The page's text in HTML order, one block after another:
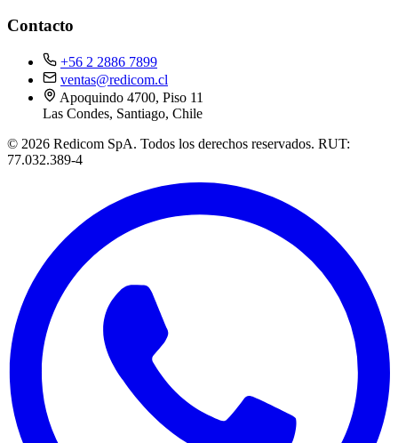
Contacto
+56 2 2886 7899
ventas@redicom.cl
Apoquindo 4700, Piso 11
Las Condes, Santiago, Chile
© 2026 Redicom SpA. Todos los derechos reservados. RUT:
77.032.389-4